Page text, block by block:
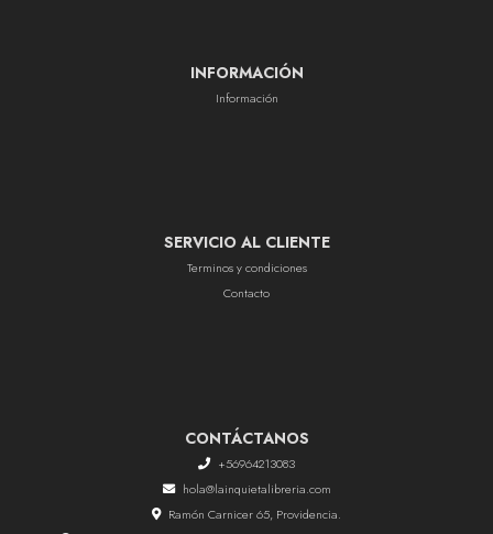
INFORMACIÓN
Información
SERVICIO AL CLIENTE
Terminos y condiciones
Contacto
CONTÁCTANOS
+56964213083
hola@lainquietalibreria.com
Ramón Carnicer 65, Providencia.